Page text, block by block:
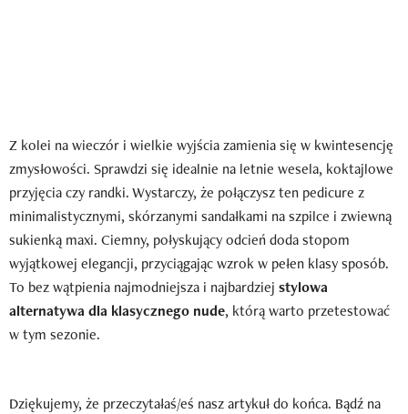
Z kolei na wieczór i wielkie wyjścia zamienia się w kwintesencję
zmysłowości. Sprawdzi się idealnie na letnie wesela, koktajlowe
przyjęcia czy randki. Wystarczy, że połączysz ten pedicure z
minimalistycznymi, skórzanymi sandałkami na szpilce i zwiewną
sukienką maxi. Ciemny, połyskujący odcień doda stopom
wyjątkowej elegancji, przyciągając wzrok w pełen klasy sposób.
To bez wątpienia najmodniejsza i najbardziej stylowa
alternatywa dla klasycznego nude, którą warto przetestować
w tym sezonie.
Dziękujemy, że przeczytałaś/eś nasz artykuł do końca. Bądź na